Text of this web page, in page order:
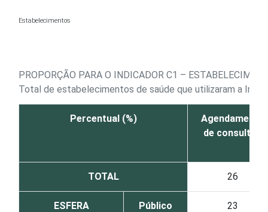
Estabelecimentos
PROPORÇÃO PARA O INDICADOR C1 –
Total de estabelecimentos de saúde que utilizaram a
Percentual (%)
Agendamento
de consultas
TOTAL 26
ESFERA
Público 23